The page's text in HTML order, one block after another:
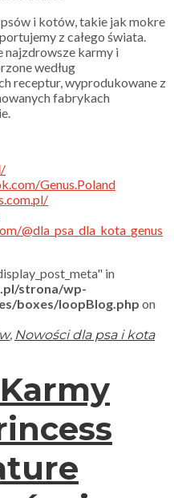
i kotów, takie jak mokre
z całego świata.
najzdrowsze karmy i
według
receptur, wyprodukowane z
fabrykach
Genus.Poland
@dla_psa_dla_kota_genus
in
strona/wp-
boxes/loopBlog.php on
, Nowości dla psa i kota